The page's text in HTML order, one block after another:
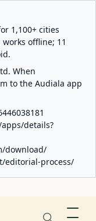
1,100+ cities
offline; 11
When
to the Audiala app
details?
download/
editorial-process/